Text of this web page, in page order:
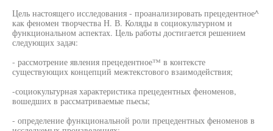
Цель настоящего исследования - проанализировать прецедентное^
как феномен творчества Н. В. Коляды в социокультурном и
функциональном аспектах. Цель работы достигается решением
следующих задач:
- рассмотрение явления прецедентное™ в контексте
существующих концепций межтекстового взаимодействия;
-социокультурная характеристика прецедентных феноменов,
вошедших в рассматриваемые пьесы;
- определение функциональной роли прецедентных феноменов в